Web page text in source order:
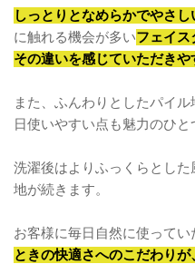
しっとりとなめらかでやさ
に触れる機会が多いフェイス
その違いを感じていただき
また、ふんわりとしたパイ
日使いやすい点も魅力のひと
洗濯後はよりふっくらとし
地が続きます。
お客様に毎日自然に使ってい
ときの快適さへのこだわり